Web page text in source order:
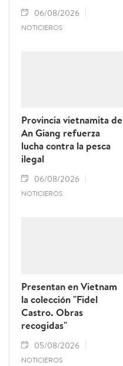
06/08/2026
NOTICIEROS
Provincia vietnamita de
An Giang refuerza
lucha contra la pesca
ilegal
06/08/2026
NOTICIEROS
Presentan en Vietnam
la colección "Fidel
Castro. Obras
recogidas"
05/08/2026
NOTICIEROS